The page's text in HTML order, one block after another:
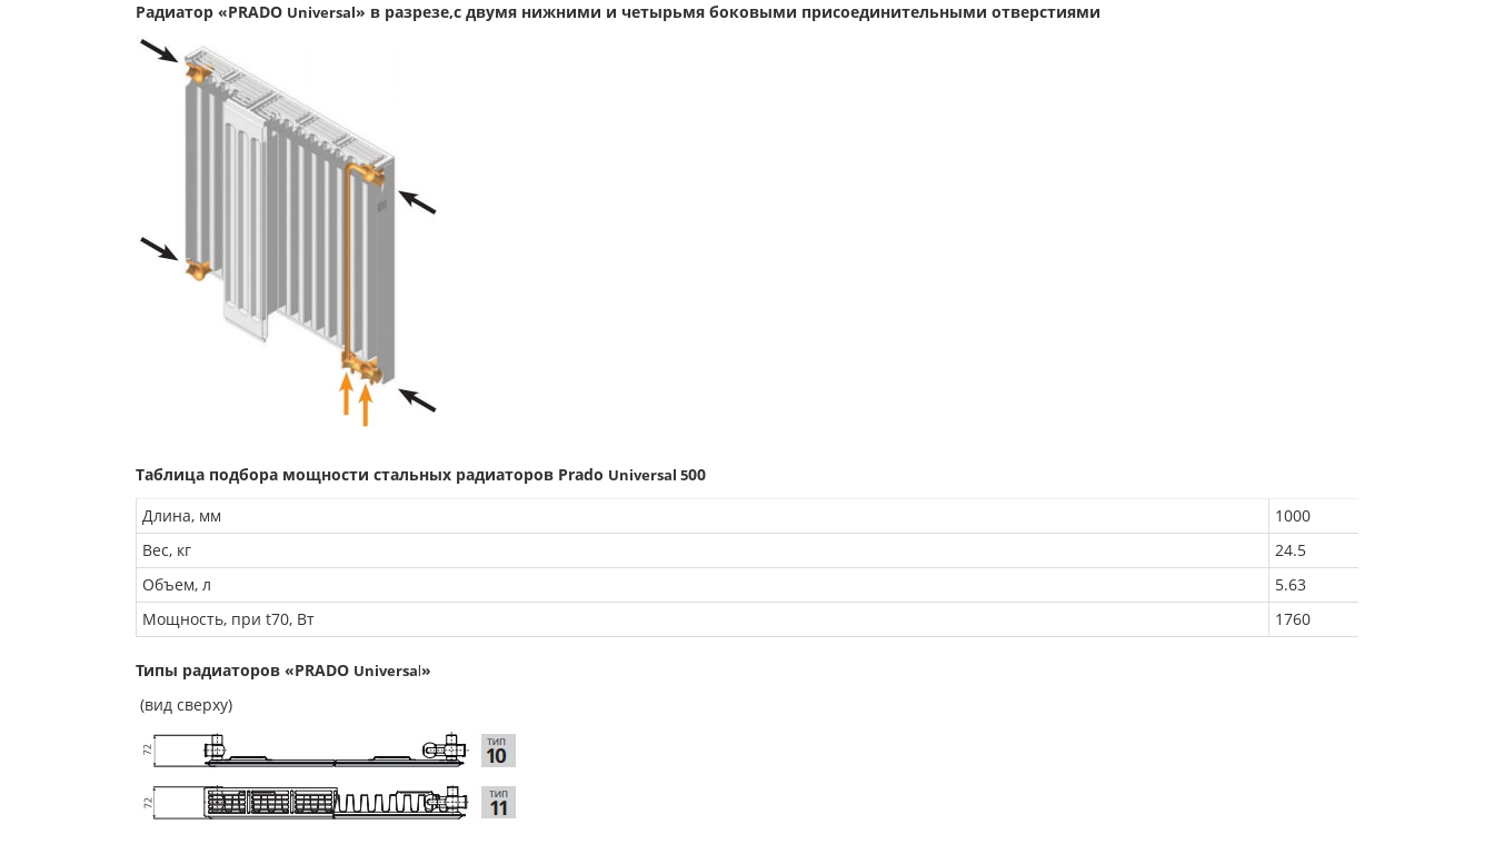
Радиатор «PRADO Universal» в разрезе,с двумя нижними и четырьмя боковыми присоединительными отверстиями
Таблица подбора мощности стальных радиаторов Prado Universal 500
Длина, мм
1000
Вес, кг
24.5
Объем, л
5.63
Мощность, при t70, Вт
1760
Типы радиаторов «PRADO Universa »
(вид сверху)